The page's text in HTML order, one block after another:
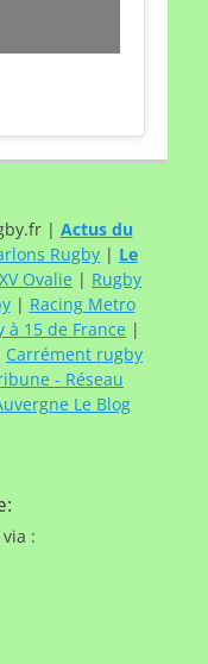
| Actus du
Rugby | Le
XV Ovalie | Rugby
| Racing Metro
à 15 de France |
Carrément rugby
- Réseau
Le Blog
via :